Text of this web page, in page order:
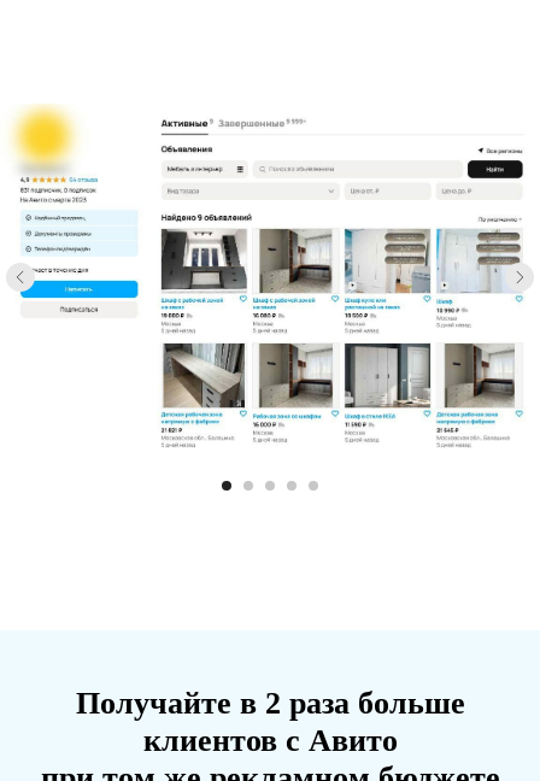
Получайте в 2 раза больше
клиентов с Авито